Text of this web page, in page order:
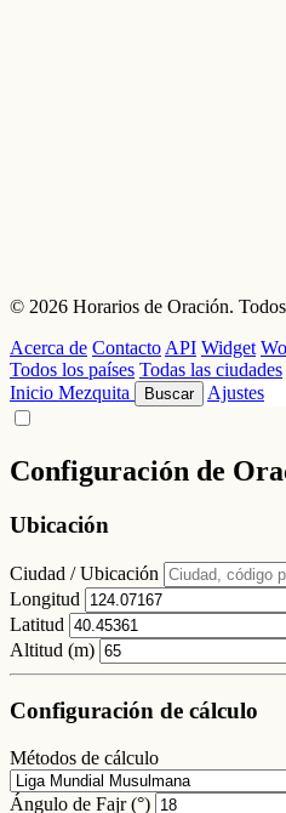
© 2026 Horarios de Oración.
Acerca de Contacto API Widget
Todos los países Todas las ciudades
Inicio Mezquita Buscar Ajustes
Configuración de
Ubicación
Ciudad / Ubicación
Longitud
Latitud
Altitud (m)
Configuración de cálculo
Métodos de cálculo
Ángulo de Fajr (°)